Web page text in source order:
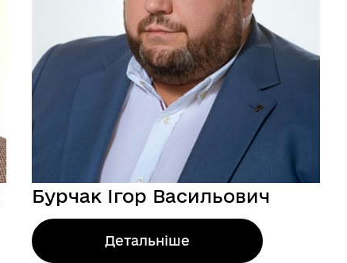
ІНФОРМАЦІЯ ДЛЯ ВПО
Бурчак Ігор Васильович
Детальніше